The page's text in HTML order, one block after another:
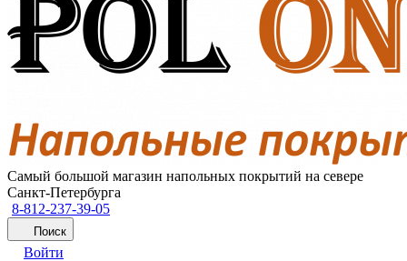
Самый большой магазин напольных покрытий на севере
Санкт-Петербурга
8-812-237-39-05
Поиск
Войти